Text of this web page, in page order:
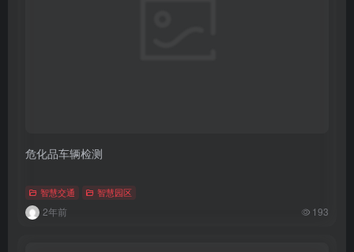
危化品车辆检测
智慧交通 智慧园区
2年前 193